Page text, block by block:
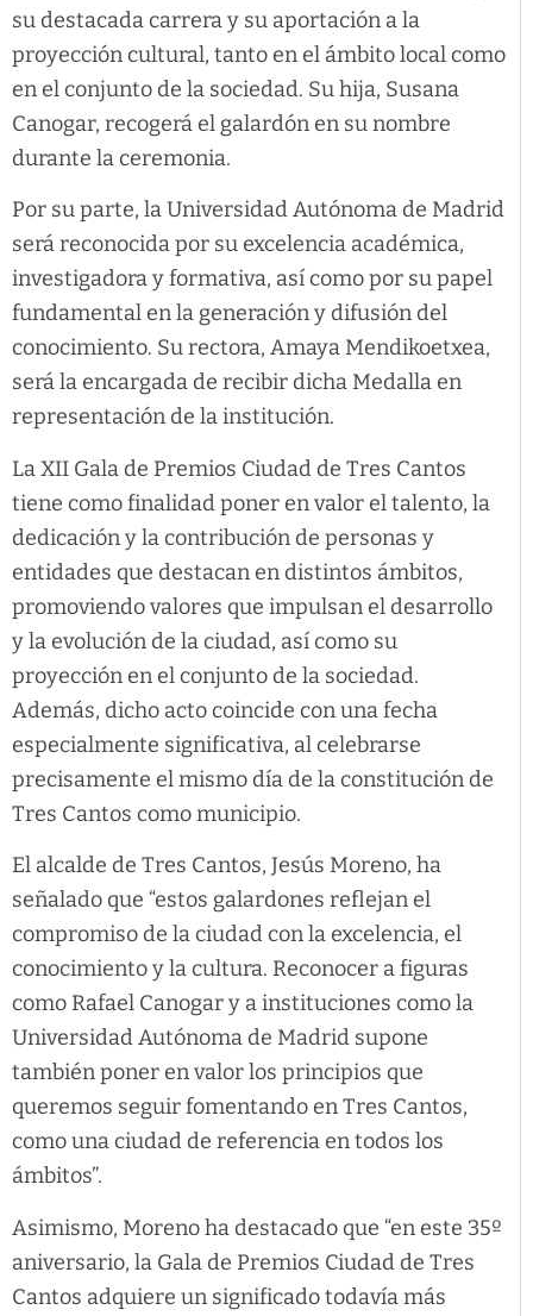
su destacada carrera y su aportación a la
proyección cultural, tanto en el ámbito local como
en el conjunto de la sociedad. Su hija, Susana
Canogar, recogerá el galardón en su nombre
durante la ceremonia.
Por su parte, la Universidad Autónoma de Madrid
será reconocida por su excelencia académica,
investigadora y formativa, así como por su papel
fundamental en la generación y difusión del
conocimiento. Su rectora, Amaya Mendikoetxea,
será la encargada de recibir dicha Medalla en
representación de la institución.
La XII Gala de Premios Ciudad de Tres Cantos
tiene como finalidad poner en valor el talento, la
dedicación y la contribución de personas y
entidades que destacan en distintos ámbitos,
promoviendo valores que impulsan el desarrollo
y la evolución de la ciudad, así como su
proyección en el conjunto de la sociedad.
Además, dicho acto coincide con una fecha
especialmente significativa, al celebrarse
precisamente el mismo día de la constitución de
Tres Cantos como municipio.
El alcalde de Tres Cantos, Jesús Moreno, ha
señalado que “estos galardones reflejan el
compromiso de la ciudad con la excelencia, el
conocimiento y la cultura. Reconocer a figuras
como Rafael Canogar y a instituciones como la
Universidad Autónoma de Madrid supone
también poner en valor los principios que
queremos seguir fomentando en Tres Cantos,
como una ciudad de referencia en todos los
ámbitos”.
Asimismo, Moreno ha destacado que “en este 35º
aniversario, la Gala de Premios Ciudad de Tres
Cantos adquiere un significado todavía más